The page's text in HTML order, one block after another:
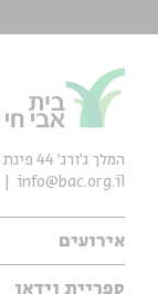
אירועים
עיון
ספריית וידאו
המלך ג'ורג' 44 פינת רחוב קק״ל, ירושלים
info@bac.org.il